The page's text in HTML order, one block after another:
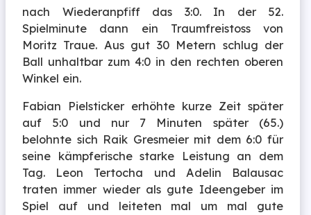
nach Wiederanpfiff das 3:0. In der 52.
Spielminute dann ein Traumfreistoss von
Moritz Traue. Aus gut 30 Metern schlug der
Ball unhaltbar zum 4:0 in den rechten oberen
Winkel ein.
Fabian Pielsticker erhöhte kurze Zeit später
auf 5:0 und nur 7 Minuten später (65.)
belohnte sich Raik Gresmeier mit dem 6:0 für
seine kämpferische starke Leistung an dem
Tag. Leon Tertocha und Adelin Balausac
traten immer wieder als gute Ideengeber im
Spiel auf und leiteten mal um mal gute